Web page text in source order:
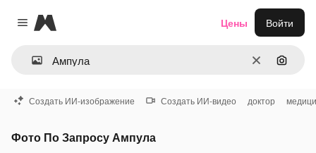
Close menu
Magnific
ОчиститьПоиск
Цены Войти
Создать ИИ-изображение Создать ИИ-видео доктор
Фото По Запросу Ампула